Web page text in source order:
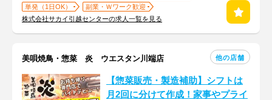
単発（1日OK）
副業・Ｗワーク歓迎
株式会社サカイ引越センターの求人一覧を見る
美唄焼鳥・惣菜 炎 ウエスタン川端店 他の店舗
【惣菜販売・製造補助】シフトは
月2回に分けて作成！家事やプライ